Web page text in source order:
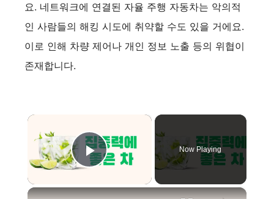
요. 네트워크에 연결된 자율 주행 자동차는 악의적
인 사람들의 해킹 시도에 취약할 수도 있을 거에요.
이로 인해 차량 제어나 개인 정보 노출 등의 위협이
존재합니다.
×
Play Video
Now Playing
×